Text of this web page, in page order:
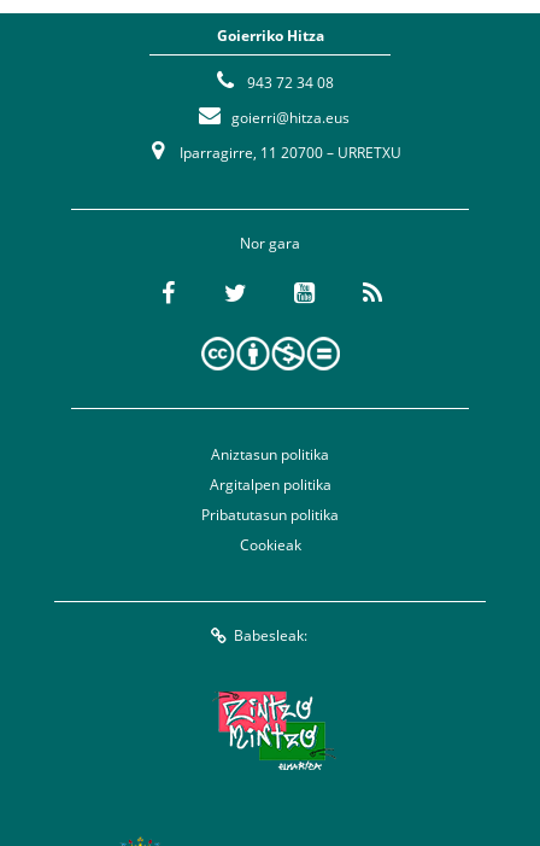
Goierriko Hitza
943 72 34 08
goierri@hitza.eus
Iparragirre, 11 20700 – URRETXU
Nor gara
Aniztasun politika
Argitalpen politika
Pribatutasun politika
Cookieak
Babesleak: